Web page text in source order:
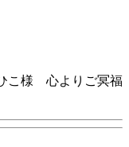
こ様 心よりご冥福